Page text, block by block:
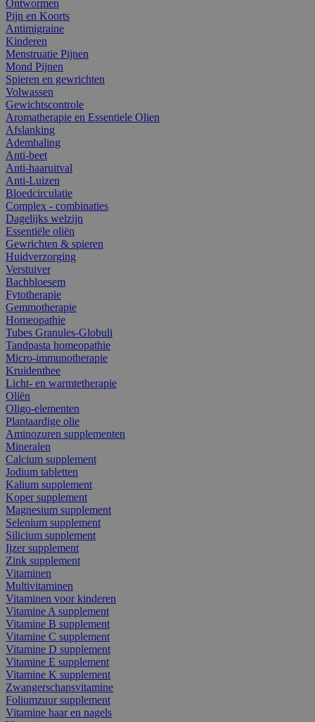
Ontwormen
Pijn en Koorts
Antimigraine
Kinderen
Menstruatie Pijnen
Mond Pijnen
Spieren en gewrichten
Volwassen
Gewichtscontrole
Aromatherapie en Essentiele Olien
Afslanking
Ademhaling
Anti-beet
Anti-haaruitval
Anti-Luizen
Bloedcirculatie
Complex - combinaties
Dagelijks welzijn
Essentiële oliën
Gewrichten & spieren
Huidverzorging
Verstuiver
Bachbloesem
Fytotherapie
Gemmotherapie
Homeopathie
Tubes Granules-Globuli
Tandpasta homeopathie
Micro-immunotherapie
Kruidenthee
Licht- en warmtetherapie
Oliën
Oligo-elementen
Plantaardige olie
Aminozuren supplementen
Mineralen
Calcium supplement
Jodium tabletten
Kalium supplement
Koper supplement
Magnesium supplement
Selenium supplement
Silicium supplement
Ijzer supplement
Zink supplement
Vitaminen
Multivitaminen
Vitaminen voor kinderen
Vitamine A supplement
Vitamine B supplement
Vitamine C supplement
Vitamine D supplement
Vitamine E supplement
Vitamine K supplement
Zwangerschapsvitamine
Foliumzuur supplement
Vitamine haar en nagels